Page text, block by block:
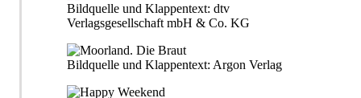
Bildquelle und Klappentext: dtv
Verlagsgesellschaft mbH & Co. KG
Bildquelle und Klappentext: Argon Verlag